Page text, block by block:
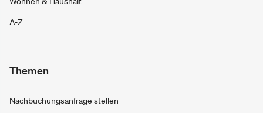
A-Z
Themen
Nachbuchungsanfrage stellen